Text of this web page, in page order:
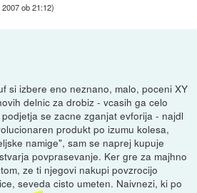
2007 ob 21:12)
si izbere eno neznano, malo, poceni XY
delnic za drobiz - vcasih ga celo
se zacne zganjat evforija - najdl
produkt po izumu kolesa,
namige", sam se naprej kupuje
povprasevanje. Ker gre za majhno
ze ti njegovi nakupi povzrocijo
seveda cisto umeten. Naivnezi, ki po